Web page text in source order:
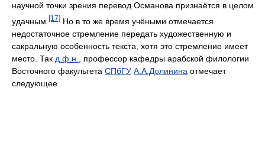
научной точки зрения перевод Османова признаётся в целом
удачным. [17] Но в то же время учёными отмечается
недостаточное стремление передать художественную и
сакральную особенность текста, хотя это стремление имеет
место. Так д.ф.н.
, профессор кафедры арабской филологии
Восточного факультета СПбГУ А.А.Долинина отмечает
следующее